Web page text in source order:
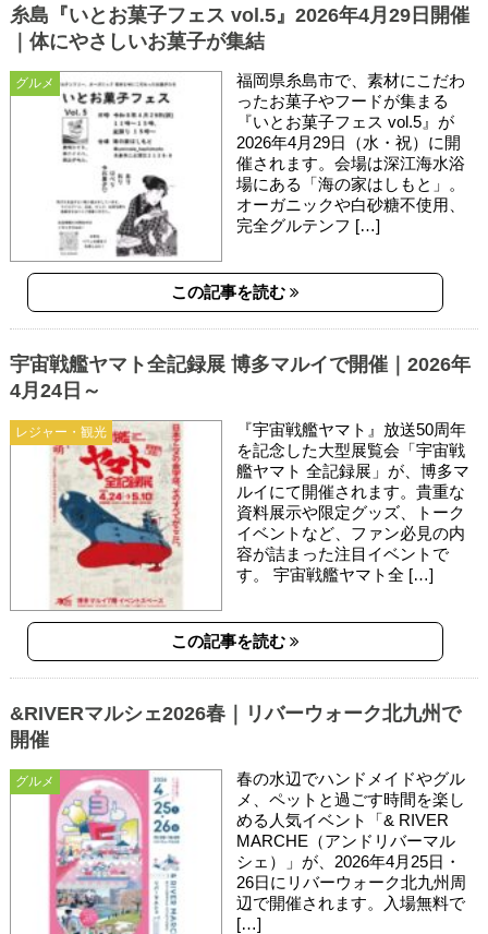
グルメ
糸島『いとお菓子フェス vol.5』2026年4月29日開催
｜体にやさしいお菓子が集結
福岡県糸島市で、素材にこだわ
ったお菓子やフードが集まる
『いとお菓子フェス vol.5』が
2026年4月29日（水・祝）に開
催されます。会場は深江海水浴
場にある「海の家はしもと」。
オーガニックや白砂糖不使用、
完全グルテンフ […]
この記事を読む
レジャー・観光
宇宙戦艦ヤマト全記録展 博多マルイで開催｜2026年
4月24日～
『宇宙戦艦ヤマト』放送50周年
を記念した大型展覧会「宇宙戦
艦ヤマト 全記録展」が、博多マ
ルイにて開催されます。貴重な
資料展示や限定グッズ、トーク
イベントなど、ファン必見の内
容が詰まった注目イベントで
す。 宇宙戦艦ヤマト全 […]
この記事を読む
グルメ
&RIVERマルシェ2026春｜リバーウォーク北九州で
開催
春の水辺でハンドメイドやグル
メ、ペットと過ごす時間を楽し
める人気イベント「& RIVER
MARCHE（アンドリバーマル
シェ）」が、2026年4月25日・
26日にリバーウォーク北九州周
辺で開催されます。入場無料で
[…]